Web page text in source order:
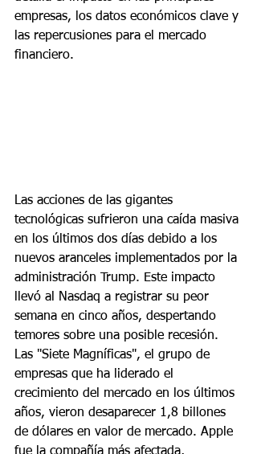
empresas, los datos económicos clave y
las repercusiones para el mercado
financiero.
Las acciones de las gigantes
tecnológicas sufrieron una caída masiva
en los últimos dos días debido a los
nuevos aranceles implementados por la
administración Trump. Este impacto
llevó al Nasdaq a registrar su peor
semana en cinco años, despertando
temores sobre una posible recesión.
Las "Siete Magníficas", el grupo de
empresas que ha liderado el
crecimiento del mercado en los últimos
años, vieron desaparecer 1,8 billones
de dólares en valor de mercado. Apple